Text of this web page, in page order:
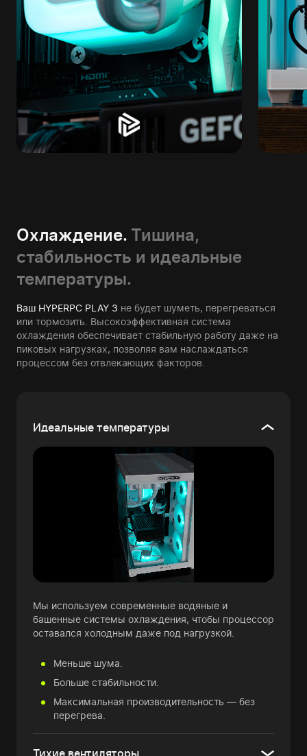
Охлаждение. Тишина,
стабильность и идеальные
температуры.
Ваш HYPERPC PLAY 3 не будет шуметь, перегреваться
или тормозить. Высокоэффективная система
охлаждения обеспечивает стабильную работу даже на
пиковых нагрузках, позволяя вам наслаждаться
процессом без отвлекающих факторов.
Идеальные температуры
Мы используем современные водяные и
башенные системы охлаждения, чтобы процессор
оставался холодным даже под нагрузкой.
Меньше шума.
Больше стабильности.
Максимальная производительность — без
перегрева.